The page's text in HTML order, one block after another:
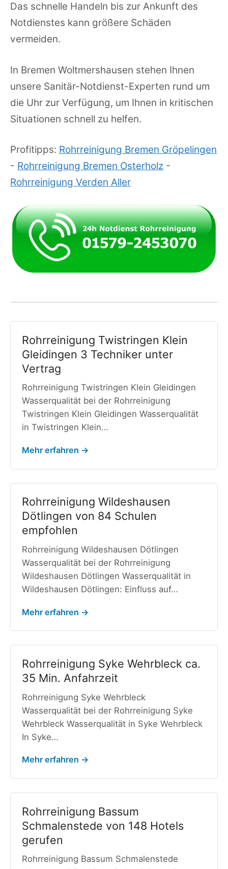
Das schnelle Handeln bis zur Ankunft des
Notdienstes kann größere Schäden
vermeiden.
In Bremen Woltmershausen stehen Ihnen
unsere Sanitär-Notdienst-Experten rund um
die Uhr zur Verfügung, um Ihnen in kritischen
Situationen schnell zu helfen.
Profitipps: Rohrreinigung Bremen Gröpelingen
- Rohrreinigung Bremen Osterholz -
Rohrreinigung Verden Aller
Rohrreinigung Twistringen Klein
Gleidingen 3 Techniker unter
Vertrag
Rohrreinigung Twistringen Klein Gleidingen
Wasserqualität bei der Rohrreinigung
Twistringen Klein Gleidingen Wasserqualität
in Twistringen Klein…
Mehr erfahren →
Rohrreinigung Wildeshausen
Dötlingen von 84 Schulen
empfohlen
Rohrreinigung Wildeshausen Dötlingen
Wasserqualität bei der Rohrreinigung
Wildeshausen Dötlingen Wasserqualität in
Wildeshausen Dötlingen: Einfluss auf…
Mehr erfahren →
Rohrreinigung Syke Wehrbleck ca.
35 Min. Anfahrzeit
Rohrreinigung Syke Wehrbleck
Wasserqualität bei der Rohrreinigung Syke
Wehrbleck Wasserqualität in Syke Wehrbleck
In Syke…
Mehr erfahren →
Rohrreinigung Bassum
Schmalenstede von 148 Hotels
gerufen
Rohrreinigung Bassum Schmalenstede